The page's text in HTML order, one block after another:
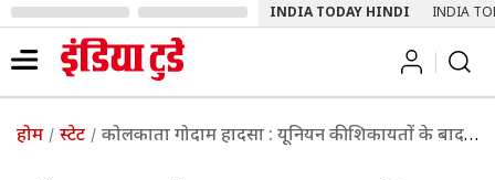
INDIA TODAY HINDI INDIA
होम स्टेट कोलकाता गोदाम हादसा : यूनियन की शिकायतों के बाद भी क्यों नहीं रुका काम?